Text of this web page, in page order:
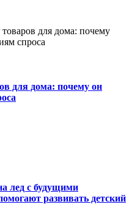
для дома: почему он
лед с будущими
развивать детский